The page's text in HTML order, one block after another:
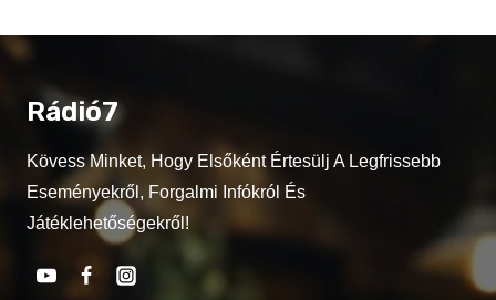
Rádió7
Kövess Minket, Hogy Elsőként Értesülj A Legfrissebb
Eseményekről, Forgalmi Infókról És
Játéklehetőségekről!